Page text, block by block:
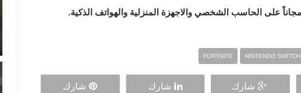
FORTNITE NINTENDO SWITCH
شارك شارك شارك